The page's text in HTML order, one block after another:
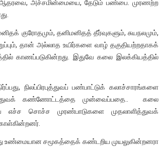
அச்சமின்மையை, தேடும் பண்பை. முரணற்ற
குரோதமும், தனிமனிதத் தீர்வுகளும், சுயநலமும்,
தான் அல்லாத உயிர்களை வாழ் தகுதியற்றதாகக்
காணப்படுகின்றது. இதுவே கலை இலக்கியத்தில்
நிலப்பிரபுத்துவப் பண்பாட்டுக் கலாச்சாரங்களை
கண்ணோட்டத்தை முன்வைப்பதை.. கலை
எச்ச சொச்ச முரண்பாடுகளை முதலாளித்துவக்
உண்மையான சமூகத்தைக் கண்டறிய முயலுகின்றனரா